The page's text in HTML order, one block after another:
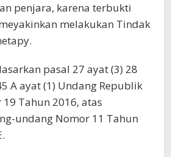
penjara, karena terbukti
melakukan Tindak
pasal 27 ayat (3) 28
A ayat (1) Undang Republik
Tahun 2016, atas
undang Nomor 11 Tahun